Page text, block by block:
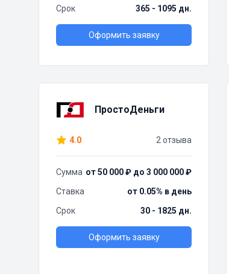
Срок
365 - 1095 дн.
Оформить заявку
ПростоДеньги
4.0 2 отзыва
Сумма от 50 000 ₽ до 3 000 000 ₽
Ставка
от 0.05% в день
Срок
30 - 1825 дн.
Оформить заявку